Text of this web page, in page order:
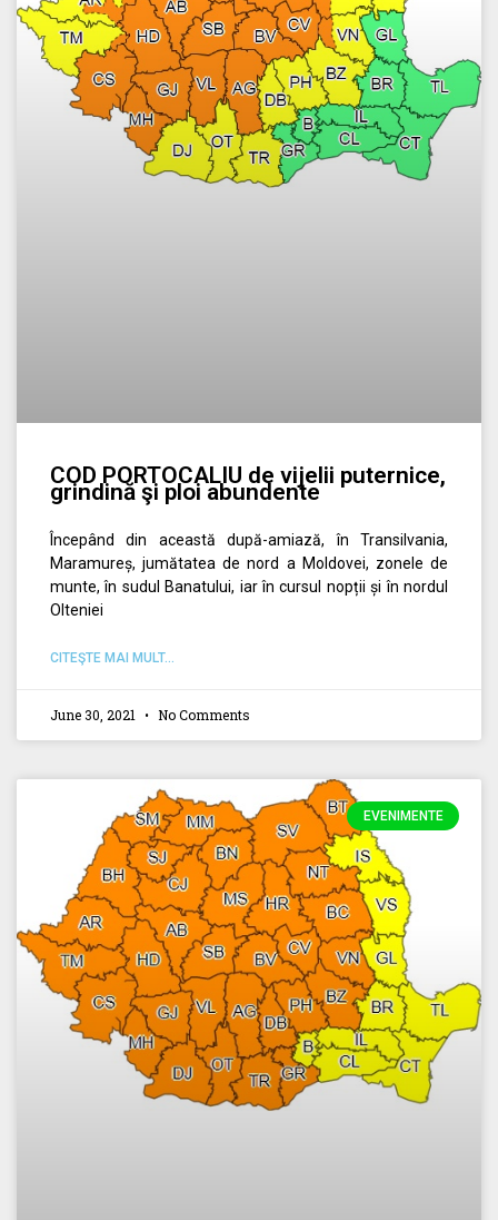
COD PORTOCALIU de vijelii puternice,
grindină şi ploi abundente
Începând din această după-amiază, în Transilvania,
Maramureș, jumătatea de nord a Moldovei, zonele de
munte, în sudul Banatului, iar în cursul nopții și în nordul
Olteniei
CITEŞTE MAI MULT...
June 30, 2021 No Comments
EVENIMENTE